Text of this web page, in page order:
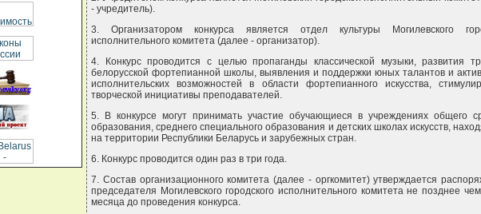
- учредитель).
3. Организатором конкурса является отдел культуры Могилевского
исполнительного комитета (далее - организатор).
4. Конкурс проводится с целью пропаганды классической музыки, развития
белорусской фортепианной школы, выявления и поддержки юных талантов и
исполнительских возможностей в области фортепианного искусства,
творческой инициативы преподавателей.
5. В конкурсе могут принимать участие обучающиеся в учреждениях общего
образования, среднего специального образования и детских школах искусств,
на территории Республики Беларусь и зарубежных стран.
6. Конкурс проводится один раз в три года.
7. Состав организационного комитета (далее - оргкомитет) утверждается
председателя Могилевского городского исполнительного комитета не позднее
месяца до проведения конкурса.